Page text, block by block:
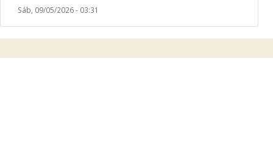
Sáb, 09/05/2026 - 03:31